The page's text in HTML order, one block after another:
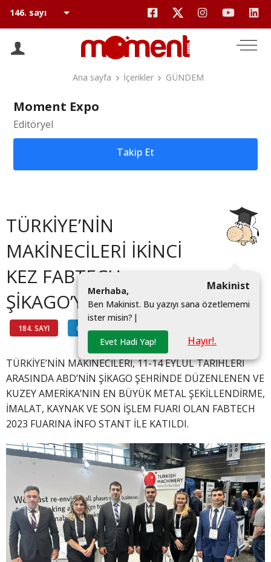
Ana sayfa İçerikler GÜNDEM
Moment Expo
Editöryel
Takip Et
TÜRKİYE’NİN
MAKİNECİLERİ İKİNCİ
KEZ FABTECH
ŞİKAGO’YA KATILDI
184. SAYI GÜNDEM #
Makinist
Merhaba,
Ben Makinist. Bu yazıyı sana özetlememi
ister misin? |
Evet Hadi Yap!
Hayır!.
TÜRKİYE’NİN MAKİNECİLERİ, 11-14 EYLÜL TARİHLERİ
ARASINDA ABD’NİN ŞİKAGO ŞEHRİNDE DÜZENLENEN VE
KUZEY AMERİKA’NIN EN BÜYÜK METAL ŞEKİLLENDİRME,
İMALAT, KAYNAK VE SON İŞLEM FUARI OLAN FABTECH
2023 FUARINA İNFO STANT İLE KATILDI.